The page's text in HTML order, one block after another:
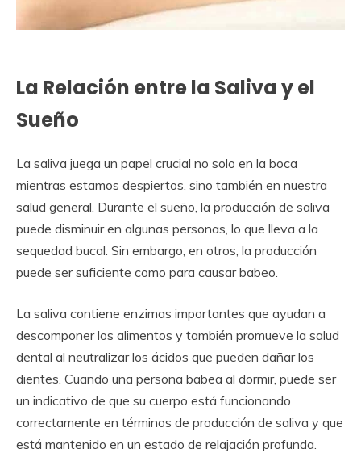
La Relación entre la Saliva y el
Sueño
La saliva juega un papel crucial no solo en la boca
mientras estamos despiertos, sino también en nuestra
salud general. Durante el sueño, la producción de saliva
puede disminuir en algunas personas, lo que lleva a la
sequedad bucal. Sin embargo, en otros, la producción
puede ser suficiente como para causar babeo.
La saliva contiene enzimas importantes que ayudan a
descomponer los alimentos y también promueve la salud
dental al neutralizar los ácidos que pueden dañar los
dientes. Cuando una persona babea al dormir, puede ser
un indicativo de que su cuerpo está funcionando
correctamente en términos de producción de saliva y que
está mantenido en un estado de relajación profunda.